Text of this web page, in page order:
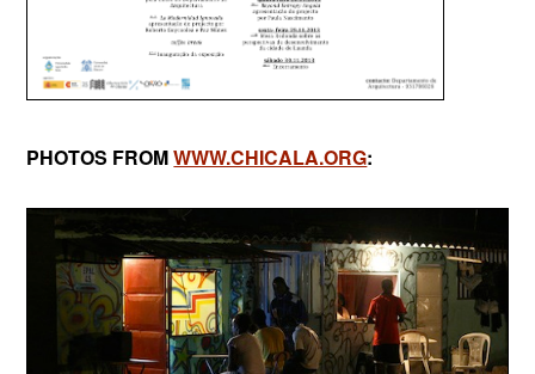
PHOTOS FROMWWW.CHICALA.ORG: